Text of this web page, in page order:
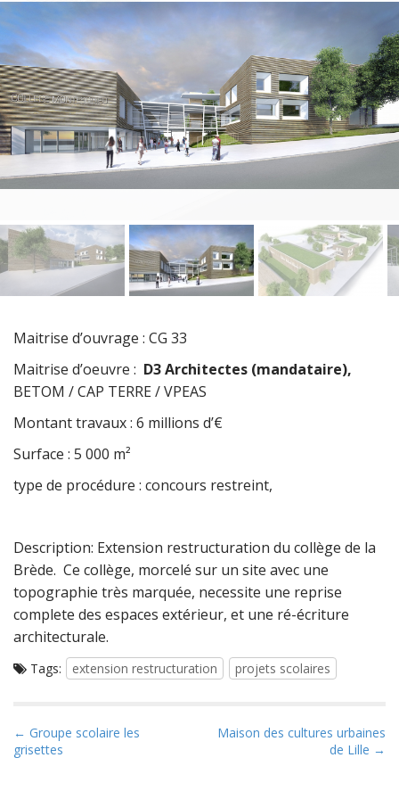
Maitrise d’ouvrage : CG 33
Maitrise d’oeuvre : D3 Architectes (mandataire),
BETOM / CAP TERRE / VPEAS
Montant travaux : 6 millions d’€
Surface : 5 000 m²
type de procédure : concours restreint,
Description: Extension restructuration du collège de la
Brède. Ce collège, morcelé sur un site avec une
topographie très marquée, necessite une reprise
complete des espaces extérieur, et une ré-écriture
architecturale.
Tags: extension restructuration projets scolaires
P
o
← Groupe scolaire les
grisettes
Maison des cultures urbaines
de Lille →